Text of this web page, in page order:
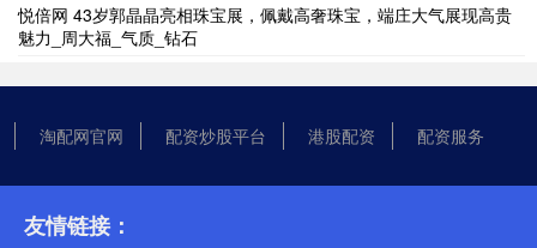
悦倍网 43岁郭晶晶亮相珠宝展，佩戴高奢珠宝，端庄大气展现高贵
魅力_周大福_气质_钻石
淘配网官网 配资炒股平台 港股配资 配资服务
友情链接：